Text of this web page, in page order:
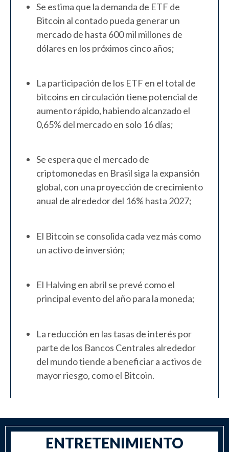
Se estima que la demanda de ETF de
Bitcoin al contado pueda generar un
mercado de hasta 600 mil millones de
dólares en los próximos cinco años;
La participación de los ETF en el total de
bitcoins en circulación tiene potencial de
aumento rápido, habiendo alcanzado el
0,65% del mercado en solo 16 días;
Se espera que el mercado de
criptomonedas en Brasil siga la expansión
global, con una proyección de crecimiento
anual de alrededor del 16% hasta 2027;
El Bitcoin se consolida cada vez más como
un activo de inversión;
El Halving en abril se prevé como el
principal evento del año para la moneda;
La reducción en las tasas de interés por
parte de los Bancos Centrales alrededor
del mundo tiende a beneficiar a activos de
mayor riesgo, como el Bitcoin.
ENTRETENIMIENTO